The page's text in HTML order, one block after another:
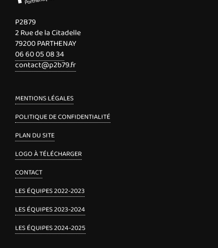
P2B79
2 Rue de la Citadelle
79200 PARTHENAY
06 60 05 08 34
contact@p2b79.fr
MENTIONS LÉGALES
POLITIQUE DE CONFIDENTIALITÉ
PLAN DU SITE
LOGO À TÉLÉCHARGER
CONTACT
LES ÉQUIPES 2022-2023
LES ÉQUIPES 2023-2024
LES ÉQUIPES 2024-2025